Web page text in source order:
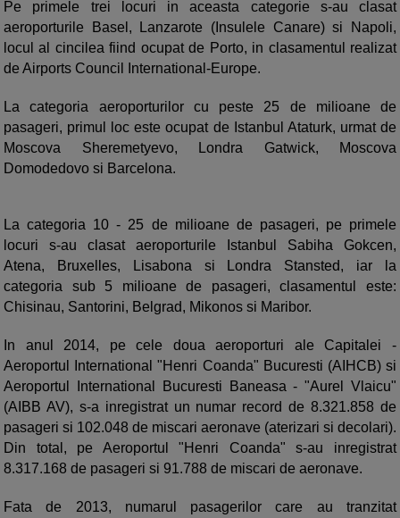
Pe primele trei locuri in aceasta categorie s-au clasat
aeroporturile Basel, Lanzarote (Insulele Canare) si Napoli,
locul al cincilea fiind ocupat de Porto, in clasamentul realizat
de Airports Council International-Europe.
La categoria aeroporturilor cu peste 25 de milioane de
pasageri, primul loc este ocupat de Istanbul Ataturk, urmat de
Moscova Sheremetyevo, Londra Gatwick, Moscova
Domodedovo si Barcelona.
La categoria 10 - 25 de milioane de pasageri, pe primele
locuri s-au clasat aeroporturile Istanbul Sabiha Gokcen,
Atena, Bruxelles, Lisabona si Londra Stansted, iar la
categoria sub 5 milioane de pasageri, clasamentul este:
Chisinau, Santorini, Belgrad, Mikonos si Maribor.
In anul 2014, pe cele doua aeroporturi ale Capitalei -
Aeroportul International "Henri Coanda" Bucuresti (AIHCB) si
Aeroportul International Bucuresti Baneasa - "Aurel Vlaicu"
(AIBB AV), s-a inregistrat un numar record de 8.321.858 de
pasageri si 102.048 de miscari aeronave (aterizari si decolari).
Din total, pe Aeroportul "Henri Coanda" s-au inregistrat
8.317.168 de pasageri si 91.788 de miscari de aeronave.
Fata de 2013, numarul pasagerilor care au tranzitat